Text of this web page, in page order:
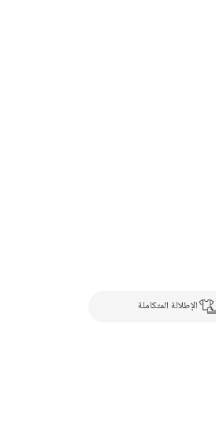
الإطلالة المتكاملة